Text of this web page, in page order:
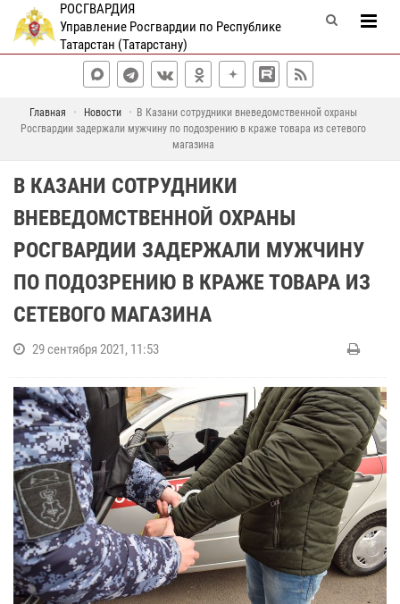
РОСГВАРДИЯ
Управление Росгвардии по Республике
Татарстан (Татарстану)
Главная Новости
В Казани сотрудники вневедомственной охраны
Росгвардии задержали мужчину по подозрению в краже товара из сетевого
магазина
В КАЗАНИ СОТРУДНИКИ
ВНЕВЕДОМСТВЕННОЙ ОХРАНЫ
РОСГВАРДИИ ЗАДЕРЖАЛИ МУЖЧИНУ
ПО ПОДОЗРЕНИЮ В КРАЖЕ ТОВАРА ИЗ
СЕТЕВОГО МАГАЗИНА
29 сентября 2021, 11:53